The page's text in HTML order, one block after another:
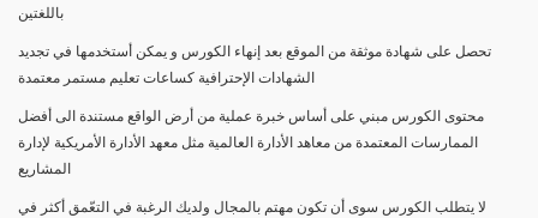
باللغتين
تحصل على شهادة موثقة من الموقع بعد إنهاء الكورس و يمكن أستخدمها في تجديد
الشهادات الإحترافية كساعات تعليم مستمر معتمدة
محتوى الكورس مبني على أساس خبرة عملية من أرض الواقع مستندة الى أفضل
الممارسات المعتمدة من معاهد الأدارة العالمية مثل معهد الأدارة الأمريكية لإدارة
المشاريع
لا يتطلب الكورس سوى أن تكون مهتم بالمجال ولديك الرغبة في التعّمق أكثر في